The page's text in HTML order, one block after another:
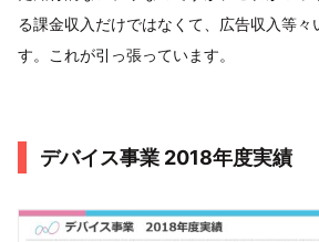
る課金収入だけではなくて、広告収入等々
す。これが引っ張っています。
デバイス事業 2018年度実績